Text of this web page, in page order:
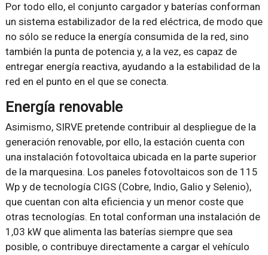
Por todo ello, el conjunto cargador y baterías conforman
un sistema estabilizador de la red eléctrica, de modo que
no sólo se reduce la energía consumida de la red, sino
también la punta de potencia y, a la vez, es capaz de
entregar energía reactiva, ayudando a la estabilidad de la
red en el punto en el que se conecta.
Energía renovable
Asimismo, SIRVE pretende contribuir al despliegue de la
generación renovable, por ello, la estación cuenta con
una instalación fotovoltaica ubicada en la parte superior
de la marquesina. Los paneles fotovoltaicos son de 115
Wp y de tecnología CIGS (Cobre, Indio, Galio y Selenio),
que cuentan con alta eficiencia y un menor coste que
otras tecnologías. En total conforman una instalación de
1,03 kW que alimenta las baterías siempre que sea
posible, o contribuye directamente a cargar el vehículo